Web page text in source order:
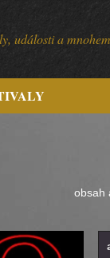
události a
obsah